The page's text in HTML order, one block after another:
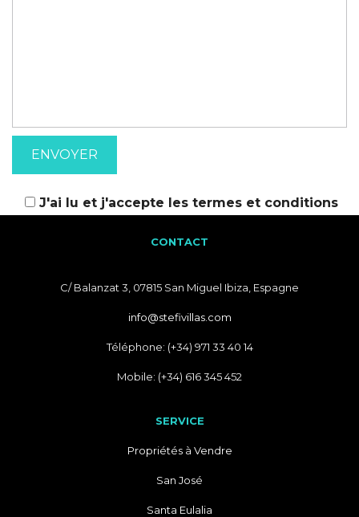
J'ai lu et j'accepte les termes et conditions
CONTACT
C/ Balanzat 3, 07815 San Miguel Ibiza, Espagne
info@stefivillas.com
Téléphone: (+34) 971 33 40 14
Mobile: (+34) 616 345 452
SERVICE
Propriétés à Vendre
San José
Santa Eulalia